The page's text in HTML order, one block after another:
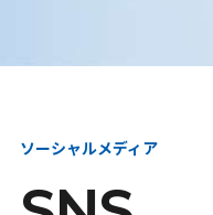
ソーシャルメディア